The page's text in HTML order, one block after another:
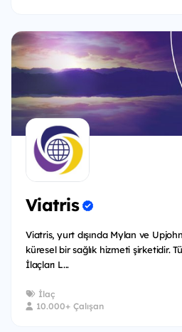
Viatris
Viatris, yurt dışında Mylan ve
küresel bir sağlık hizmeti şirketidir.
İlaçları L...
İlaç
10.000+ Çalışan